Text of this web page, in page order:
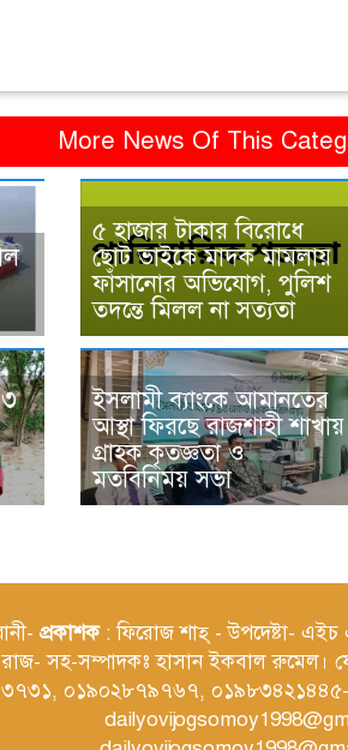
More News Of This
‎৫ হাজার টাকার বিরোধে
ছোট ভাইকে মাদক মামলায়
ফাঁসানোর অভিযোগ, পুলিশ
তদন্তে মিলল না সত্যতা
ইসলামী ব্যাংকে আমানতের
আস্থা ফিরছে ‎রাজশাহী শাখায়
গ্রাহক কৃতজ্ঞতা ও
মতবিনিময় সভা
প্রকাশক: ফিরোজ শাহ্ - উপদেষ্টা-
রাজ- সহ-সম্পাদকঃ হাসান ইকবাল রুমেল।
০১৯০২৮৭৯৭৬৭,